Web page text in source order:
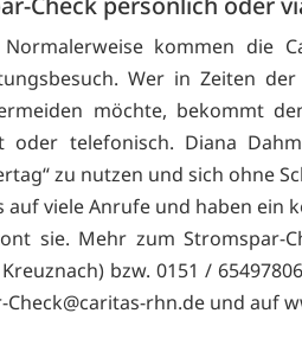
kommen die
Wer in Zeiten
möchte, bekommt
oder telefonisch. Diana
zu nutzen und sich ohne
auf viele Anrufe und haben ein
sie. Mehr zum Stromspar-
bzw. 0151 /
rhn.de und auf